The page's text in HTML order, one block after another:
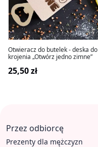
Otwieracz do butelek - deska do
krojenia „Otwórz jedno zimne”
25,50 zł
Przez odbiorcę
Prezenty dla mężczyzn